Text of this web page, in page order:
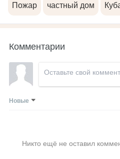
Пожар частный дом
Комментарии
Новые
Никто ещё не оставил